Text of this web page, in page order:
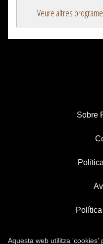
Veure altres
Sobre
Aquesta web utilitza 'cookies'